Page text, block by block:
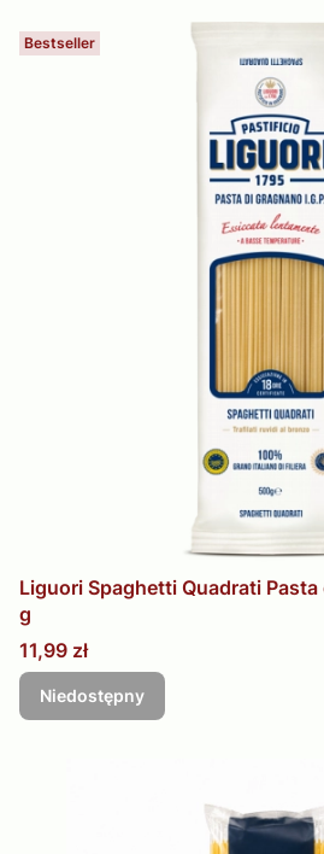
Bestseller
Liguori Spaghetti Quadrati
g
Cena
11,99 zł
Niedostępny